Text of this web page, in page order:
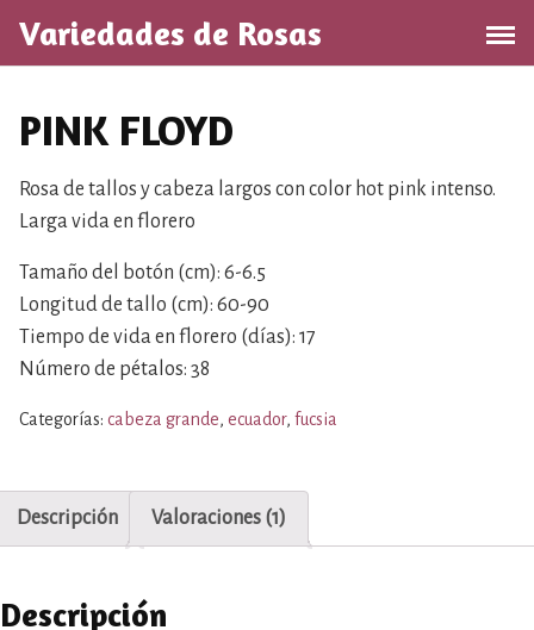
l
Variedades de Rosas
PINK FLOYD
Rosa de tallos y cabeza largos con color hot pink intenso.
Larga vida en florero
Tamaño del botón (cm): 6-6.5
Longitud de tallo (cm): 60-90
Tiempo de vida en florero (días): 17
Número de pétalos: 38
Categorías: cabeza grande, ecuador, fucsia
Descripción Valoraciones (1)
Descripción